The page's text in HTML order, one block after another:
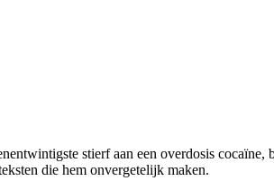
stierf aan een overdosis
die hem onvergetelijk maken.